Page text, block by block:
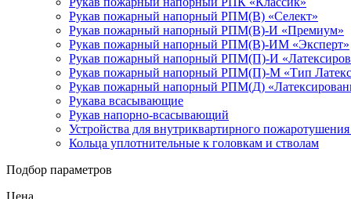
Рукав пожарный напорный РПМ(В) «Селект»
Рукав пожарный напорный РПМ(В)-И «Премиум»
Рукав пожарный напорный РПМ(В)-ИМ «Эксперт»
Рукав пожарный напорный РПМ(П)-И
Рукав пожарный напорный РПМ(П)-М «Тип
Рукав пожарный напорный РПМ(Д)
Рукава всасывающие
Рукав напорно-всасывающий
Устройства для внутриквартирного
Кольца уплотнительные к головкам и стволам
Подбор параметров
Цена